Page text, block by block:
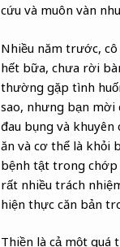
cứu và muôn vàn
Nhiều năm trước,
hết bữa, chưa rời
thường gặp tình
sao, nhưng bạn mời
đau bụng và
ăn và cơ thể là khỏi
bệnh tật trong chớp
rất nhiều trách
hiện thực căn bản
Thiền là cả một quá